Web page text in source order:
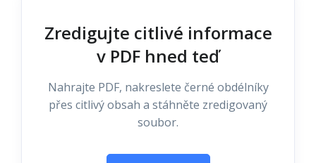
Zredigujte citlivé informace
v PDF hned teď
Nahrajte PDF, nakreslete černé obdélníky
přes citlivý obsah a stáhněte zredigovaný
soubor.